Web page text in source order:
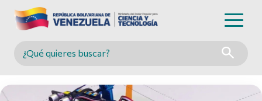
Buscar en MINCYT